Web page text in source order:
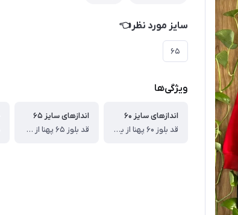
سایز مورد نظر👈
۶۵
ویژگی‌ها
اندازهای سایز ۶۰
قد بلوز ۶۰ پهنا از یکطرف ۴۴ قد آستین از دوخت سرشانه ۵۳ سانت ، قد شلوار ۸۵ سانت
اندازهای سایز ۶۵
قد بلوز ۶۵ پهنا از یکطرف ۴۵قد آستین از دوخت سرشانه ۵۷ سانت ، قد شلوار ۹۳ سانت